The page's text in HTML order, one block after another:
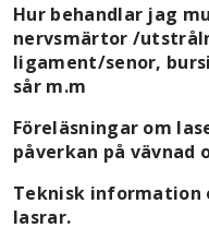
Hur behandlar jag
nervsmärtor /
ligament/senor,
sår m.m
Föreläsningar om
påverkan på vävnad
Teknisk information
lasrar.